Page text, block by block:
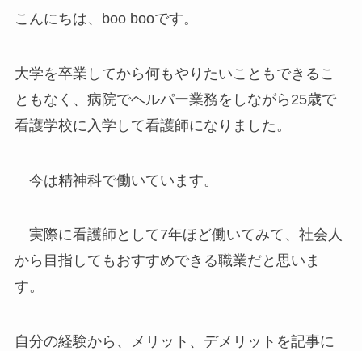
こんにちは、boo booです。
大学を卒業してから何もやりたいこともできるこ
ともなく、病院でヘルパー業務をしながら25歳で
看護学校に入学して看護師になりました。
今は精神科で働いています。
実際に看護師として7年ほど働いてみて、社会人
から目指してもおすすめできる職業だと思いま
す。
自分の経験から、メリット、デメリットを記事に